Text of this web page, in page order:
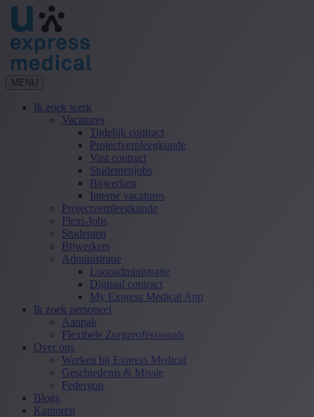
MENU
Ik zoek werk
Vacatures
Tijdelijk contract
Projectverpleegkunde
Vast contract
Studentenjobs
Bijwerken
Interne vacatures
Projectverpleegkunde
Flexi-Jobs
Studenten
Bijwerkers
Administratie
Loonadministratie
Digitaal contract
My Express Medical App
Ik zoek personeel
Aanpak
Flexibele Zorgprofessionals
Over ons
Werken bij Express Medical
Geschiedenis & Missie
Federgon
Blogs
Kantoren